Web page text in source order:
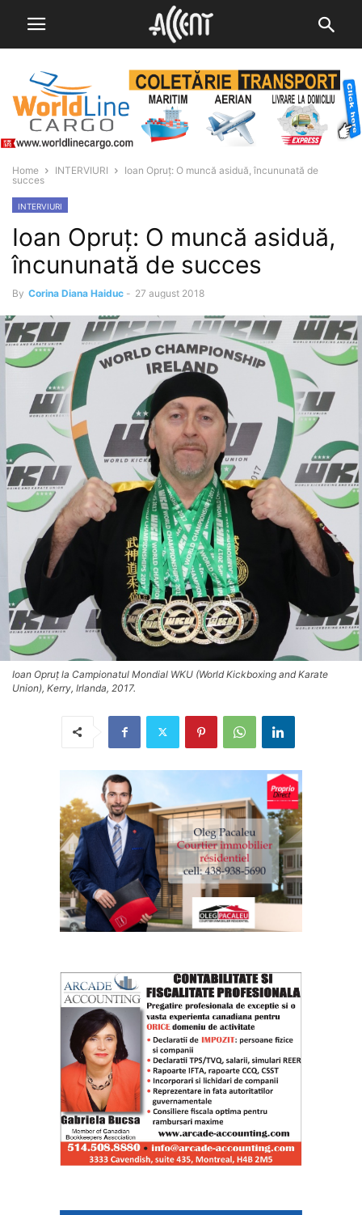
Home INTERVIURI
Ioan Opruț: O muncă asiduă, încununată de
succes
INTERVIURI
Ioan Opruț: O muncă asiduă,
încununată de succes
By Corina Diana Haiduc - 27 august 2018
Ioan Opruț la Campionatul Mondial WKU (World Kickboxing and Karate
Union), Kerry, Irlanda, 2017.